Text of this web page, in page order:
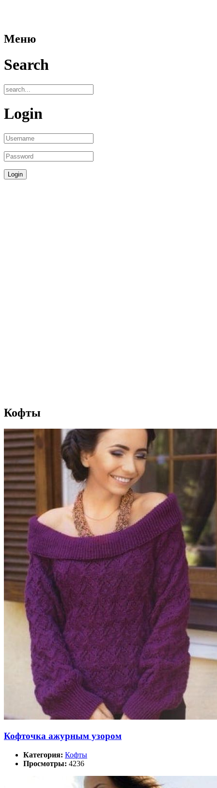
Меню
Search
Login
Кофты
Кофточка ажурным узором
Категория: Кофты
Просмотры: 4236